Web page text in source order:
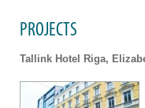
PROJECTS
Tallink Hotel Riga,